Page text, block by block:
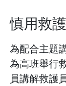
慎用救
為配合主題
為高班舉行
員講解救護